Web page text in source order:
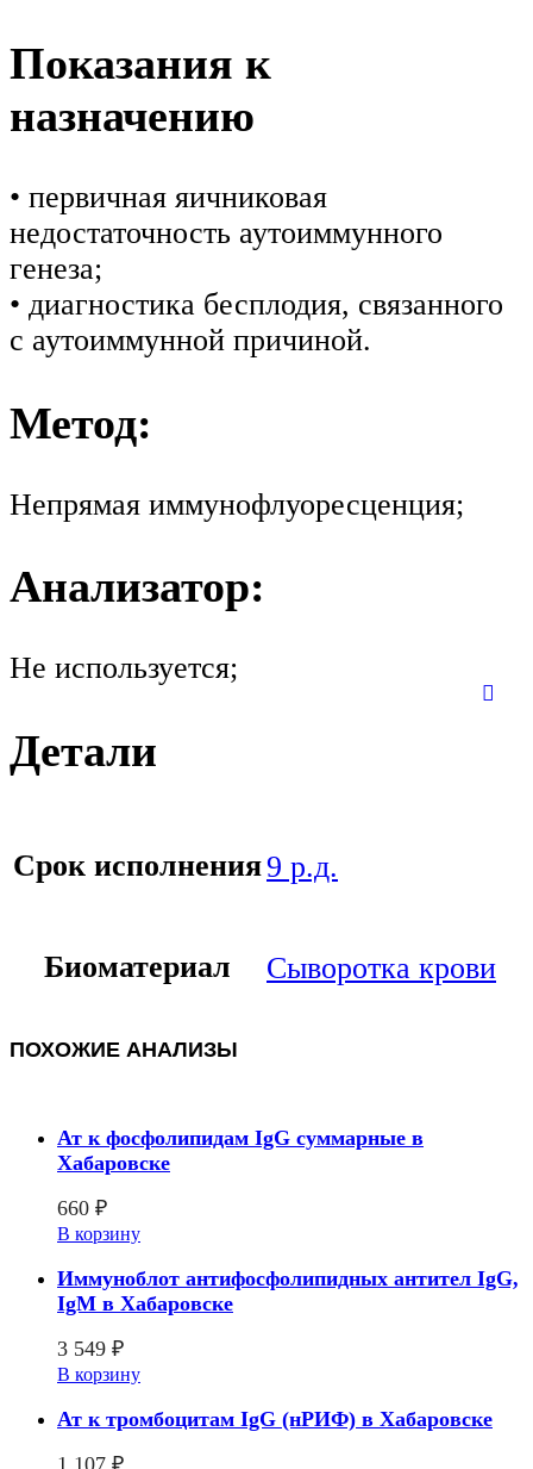
Показания к
назначению
• первичная яичниковая
недостаточность аутоиммунного
генеза;
• диагностика бесплодия, связанного
с аутоиммунной причиной.
Метод:
Непрямая иммунофлуоресценция;
Анализатор:
Не используется;
Детали
Срок исполнения9 р.д.
Биоматериал Сыворотка крови
ПОХОЖИЕ АНАЛИЗЫ
Ат к фосфолипидам IgG суммарные в
Хабаровске
660 ₽
В корзину
Иммуноблот антифосфолипидных антител IgG,
IgM в Хабаровске
3 549 ₽
В корзину
Ат к тромбоцитам IgG (нРИФ) в Хабаровске